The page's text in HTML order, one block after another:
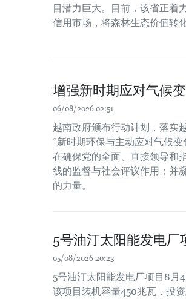
目潜力巨大。目前，该省正着
信用市场，将森林生态价值转
增强新时期应对气候
06/08/2026 02:51
越南政府颁布行动计划，落实
“新时期环保与主动应对气候
在确保党的全面、直接领导和
线的监督与社会评议作用；并
的力量。
5号油汀太阳能发电厂
05/08/2026 20:23
5号油汀太阳能发电厂项目8月
该项目装机容量450兆瓦，投